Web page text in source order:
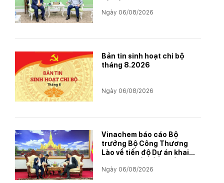
Ngày 06/08/2026
Bản tin sinh hoạt chi bộ
tháng 8.2026
Ngày 06/08/2026
Vinachem báo cáo Bộ
trưởng Bộ Công Thương
Lào về tiến độ Dự án khai
Kali
Ngày 06/08/2026